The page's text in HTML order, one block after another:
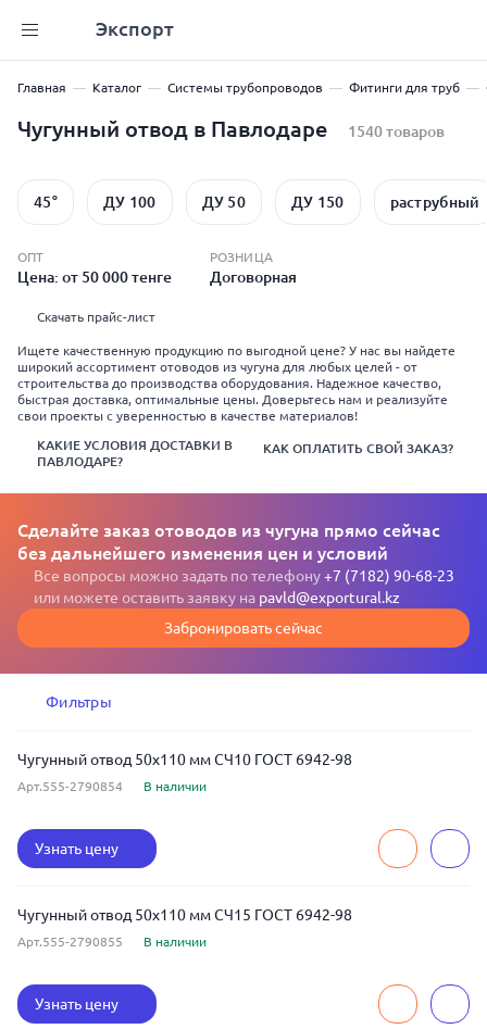
Экспорт
Главная Каталог Системы трубопроводов Фитинги для труб
Чугунный отвод в Павлодаре 1540 товаров
45° ДУ 100 ДУ 50 ДУ 150 раструбный
ОПТ
Цена: от 50 000 тенге
РОЗНИЦА
Договорная
Скачать прайс-лист
Ищете качественную продукцию по выгодной цене? У нас вы найдете
широкий ассортимент отоводов из чугуна для любых целей - от
строительства до производства оборудования. Надежное качество,
быстрая доставка, оптимальные цены. Доверьтесь нам и реализуйте
свои проекты с уверенностью в качестве материалов!
КАКИЕ УСЛОВИЯ ДОСТАВКИ В
ПАВЛОДАРЕ?
КАК ОПЛАТИТЬ СВОЙ ЗАКАЗ?
Сделайте заказ отоводов из чугуна прямо сейчас
без дальнейшего изменения цен и условий
Все вопросы можно задать по телефону+7 (7182) 90-68-23
или можете оставить заявку на pavld@exportural.kz
Забронировать сейчас
Фильтры
Чугунный отвод 50x110 мм СЧ10 ГОСТ 6942-98
Арт.555-2790854 В наличии
Узнать цену
Чугунный отвод 50x110 мм СЧ15 ГОСТ 6942-98
Арт.555-2790855 В наличии
Узнать цену